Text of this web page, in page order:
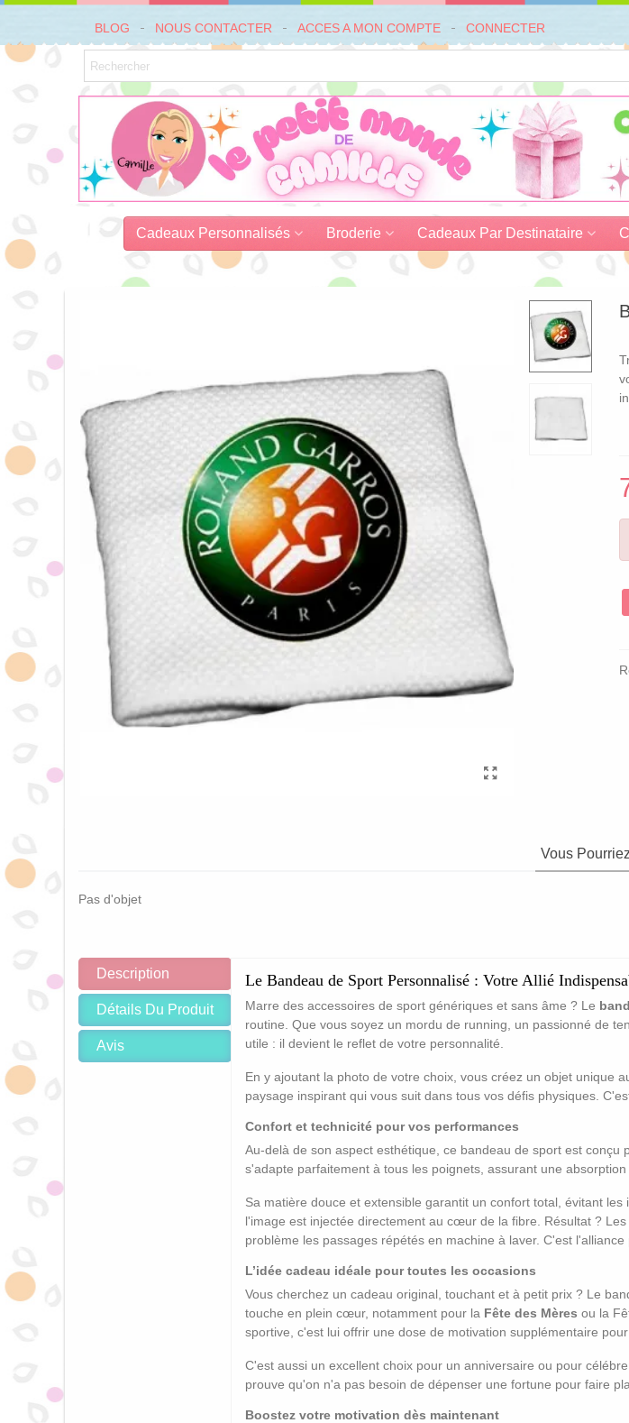
BLOG NOUS CONTACTER ACCES A MON COMPTE CONNECTER
Cadeaux Personnalisés Broderie Cadeaux Par Destinataire
Vous
Pas d'objet
Description
Détails Du Produit
Avis
Le Bandeau de Sport Personnalisé : Votre Allié
Marre des accessoires de sport génériques et sans âme ? Le
routine. Que vous soyez un mordu de running, un passionné de
utile : il devient le reflet de votre personnalité.
En y ajoutant la photo de votre choix, vous créez un objet unique
paysage inspirant qui vous suit dans tous vos défis physiques.
Confort et technicité pour vos performances
Au-delà de son aspect esthétique, ce bandeau de sport est
s'adapte parfaitement à tous les poignets, assurant une
Sa matière douce et extensible garantit un confort total, évitant
l'image est injectée directement au cœur de la fibre. Résultat ?
problème les passages répétés en machine à laver. C'est
L’idée cadeau idéale pour toutes les occasions
Vous cherchez un cadeau original, touchant et à petit prix ? Le
touche en plein cœur, notamment pour la Fête des Mères ou la
sportive, c'est lui offrir une dose de motivation supplémentaire
C'est aussi un excellent choix pour un anniversaire ou pour
prouve qu'on n'a pas besoin de dépenser une fortune pour faire
Boostez votre motivation dès maintenant